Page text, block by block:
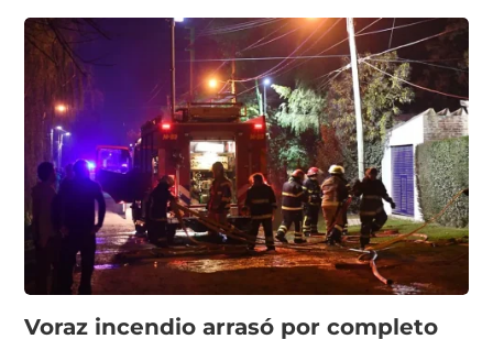
Voraz incendio arrasó por completo